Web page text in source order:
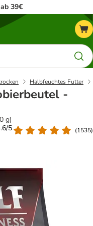
39€
Halbfeuchtes Futter
-
g)
5
(1535)